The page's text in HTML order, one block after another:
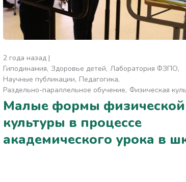
2 года назад
Гиподинамия Здоровье детей Лаборатория ФЗПО
Научные публикации Педагогика
Раздельно-параллельное обучение Физическая
Малые формы физической
культуры в процессе
академического урока в